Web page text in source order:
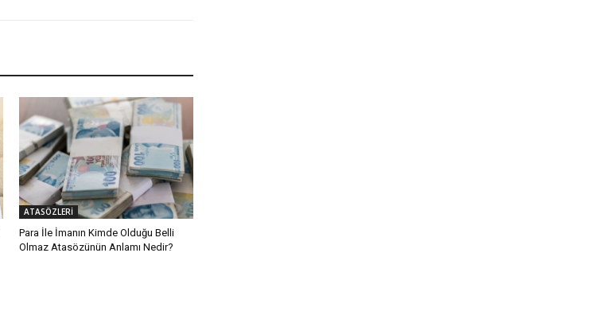
ATASÖZLERİ
Para İle İmanın Kimde Olduğu Belli
Olmaz Atasözünün Anlamı Nedir?